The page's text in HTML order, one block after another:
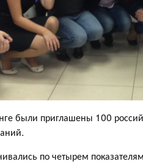
были приглашены 100
по четырем